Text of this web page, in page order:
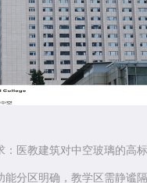
：医教建筑对中空玻璃的高
能分区明确，教学区需静谧